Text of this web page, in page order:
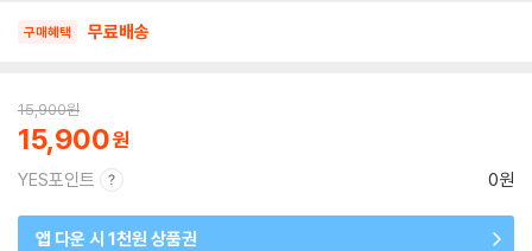
구매혜택 무료배송
15,900원
15,900
YES포인트 0원
앱 다운 시 1천원 상품권